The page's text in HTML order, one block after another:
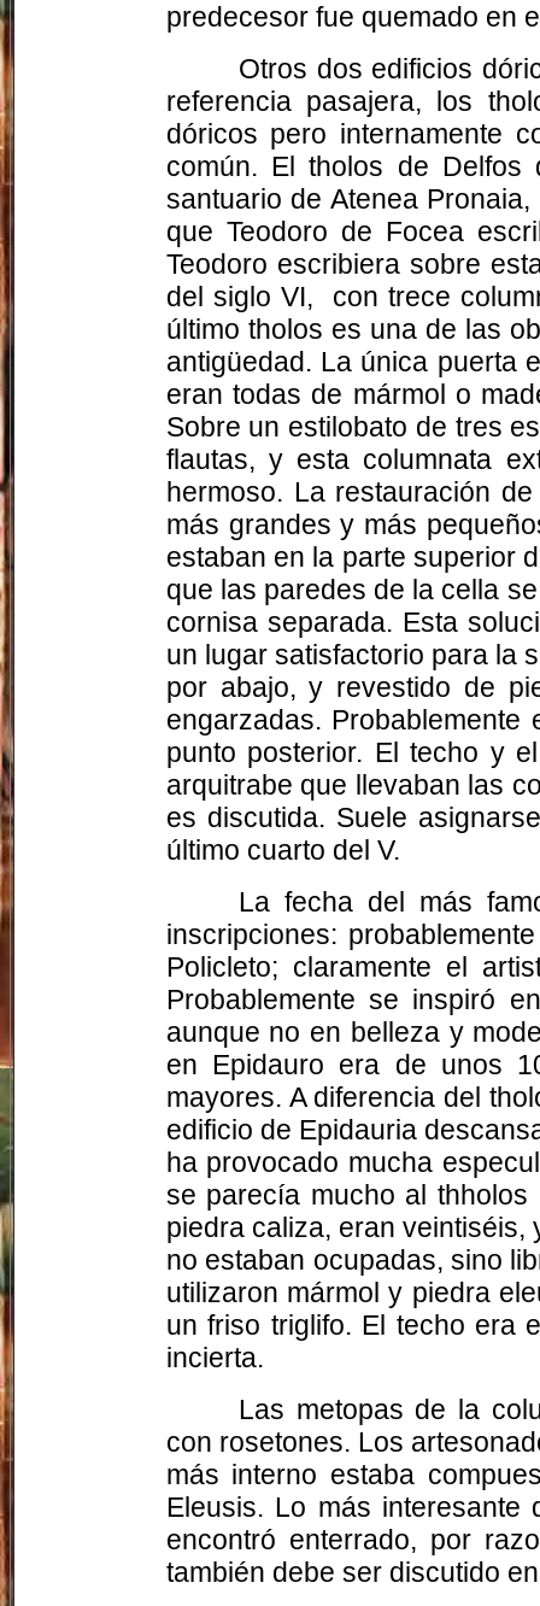
predecesor fue quemado en
Otros dos edificios
referencia pasajera, los
dóricos pero internamente
común. El tholos de
santuario de Atenea
que Teodoro de Focea
Teodoro escribiera sobre
del siglo VI,
con trece
último tholos es una de las
antigüedad. La única puerta
eran todas de mármol o
Sobre un estilobato de tres
flautas, y esta columnata
hermoso. La restauración
más grandes y más
estaban en la parte superior
que las paredes de la cella
cornisa separada. Esta
un lugar satisfactorio para la
por abajo, y revestido de
engarzadas.
punto posterior. El techo y
arquitrabe que llevaban las
es discutida. Suele
último cuarto del V.
La fecha del más
inscripciones:
Policleto; claramente el
Probablemente se inspiró
aunque no en belleza y
en Epidauro era de unos
mayores. A diferencia del
edificio de Epidauria
ha provocado mucha
se parecía mucho al
piedra caliza, eran
no estaban ocupadas, sino
utilizaron mármol y piedra
un friso triglifo. El techo era
incierta.
Las metopas de la
con rosetones. Los
más interno estaba
Eleusis. Lo más
encontró enterrado, por
también debe ser discutido